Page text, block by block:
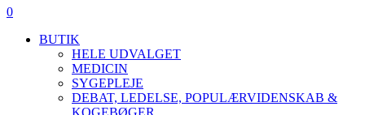
Menu
search
0
BUTIK
HELE UDVALGET
MEDICIN
SYGEPLEJE
DEBAT, LEDELSE, POPULÆRVIDENSKAB &
KOGEBØGER